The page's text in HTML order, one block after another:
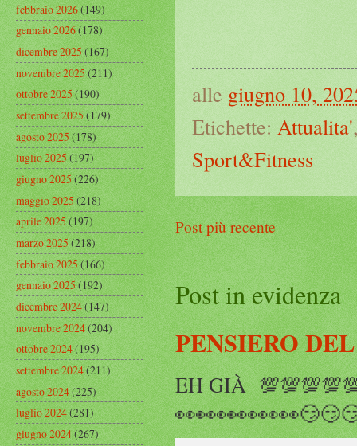
alle giugno 10,
Etichette: Attualita'
Sport&Fitness
Post più recente
Post in evidenza
PENSIERO
EH GIÀ
febbraio 2026(149)
gennaio 2026(178)
dicembre 2025(167)
novembre 2025(211)
ottobre 2025(190)
settembre 2025(179)
agosto 2025(178)
luglio 2025(197)
giugno 2025(226)
maggio 2025(218)
aprile 2025(197)
marzo 2025(218)
febbraio 2025(166)
gennaio 2025(192)
dicembre 2024(147)
novembre 2024(204)
ottobre 2024(195)
settembre 2024(211)
agosto 2024(225)
luglio 2024(281)
giugno 2024(267)